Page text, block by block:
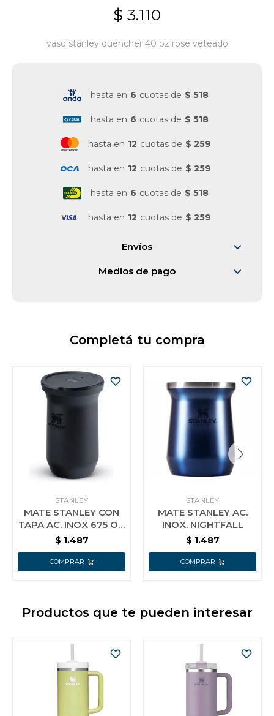
$ 3.110
vaso stanley quencher 40 oz rose veteado
hasta en 6 cuotas de $ 518
hasta en 6 cuotas de $ 518
hasta en 12 cuotas de $ 259
hasta en 12 cuotas de $ 259
hasta en 6 cuotas de $ 518
hasta en 12 cuotas de $ 259
Envíos
Medios de pago
Completá tu compra
STANLEY
MATE STANLEY CON
TAPA AC. INOX 675 OZ
NEGRO
$ 1.487
STANLEY
MATE STANLEY AC.
INOX. NIGHTFALL
$ 1.487
Productos que te pueden interesar
Juguetes y artículos para bebé
Gastronomía